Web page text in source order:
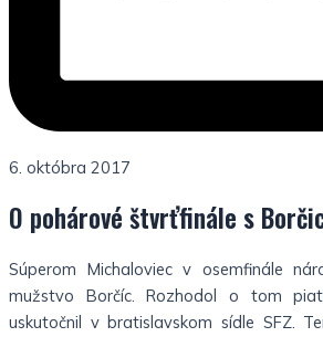
6. októbra 2017
O pohárové štvrťfinále s
Súperom Michaloviec v osemfinále
mužstvo Borčíc. Rozhodol o tom
uskutočnil v bratislavskom sídle SFZ.